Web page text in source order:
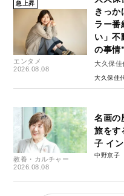
急上昇
エンタメ
2026.08.08
きっか
ラー番
い」不
の事情”
大久保佳
大久保佳
教養・カルチャー
2026.08.08
名画の
旅をす
子 イ
中野京子